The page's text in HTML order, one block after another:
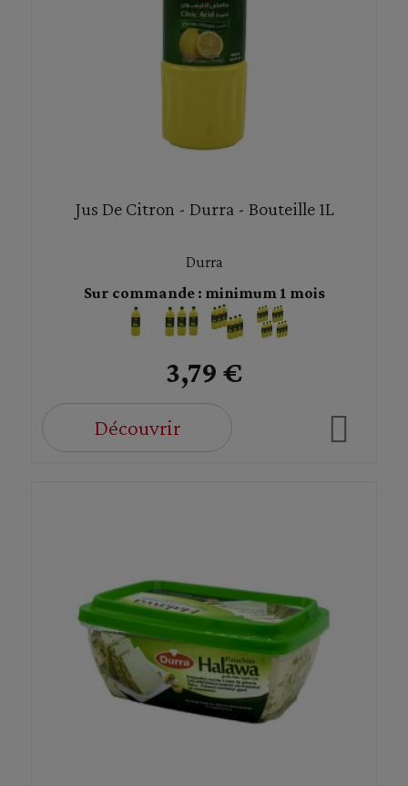
Jus De Citron - Durra - Bouteille 1L
Durra
Sur commande : minimum 1 mois
3,79 €
Découvrir